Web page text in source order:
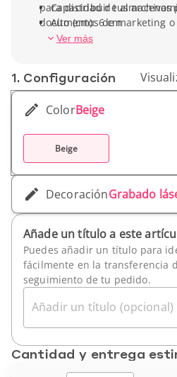
para distribuir tus archivos
documentos de marketing
empresa. Esta memoria
compromiso con el medio
Capacidad de
Alto (cm): 6 cm
Ancho (cm): 1,9 cm
Ver más
1. Conf­iguración
ColorBeige
Beige
DecoraciónGrabado
Añade un título a este
Puedes añadir un título para
fácilmente en la transferencia
seguimiento de tu pedido.
Añadir un título (opcional)
Cantidad y entrega